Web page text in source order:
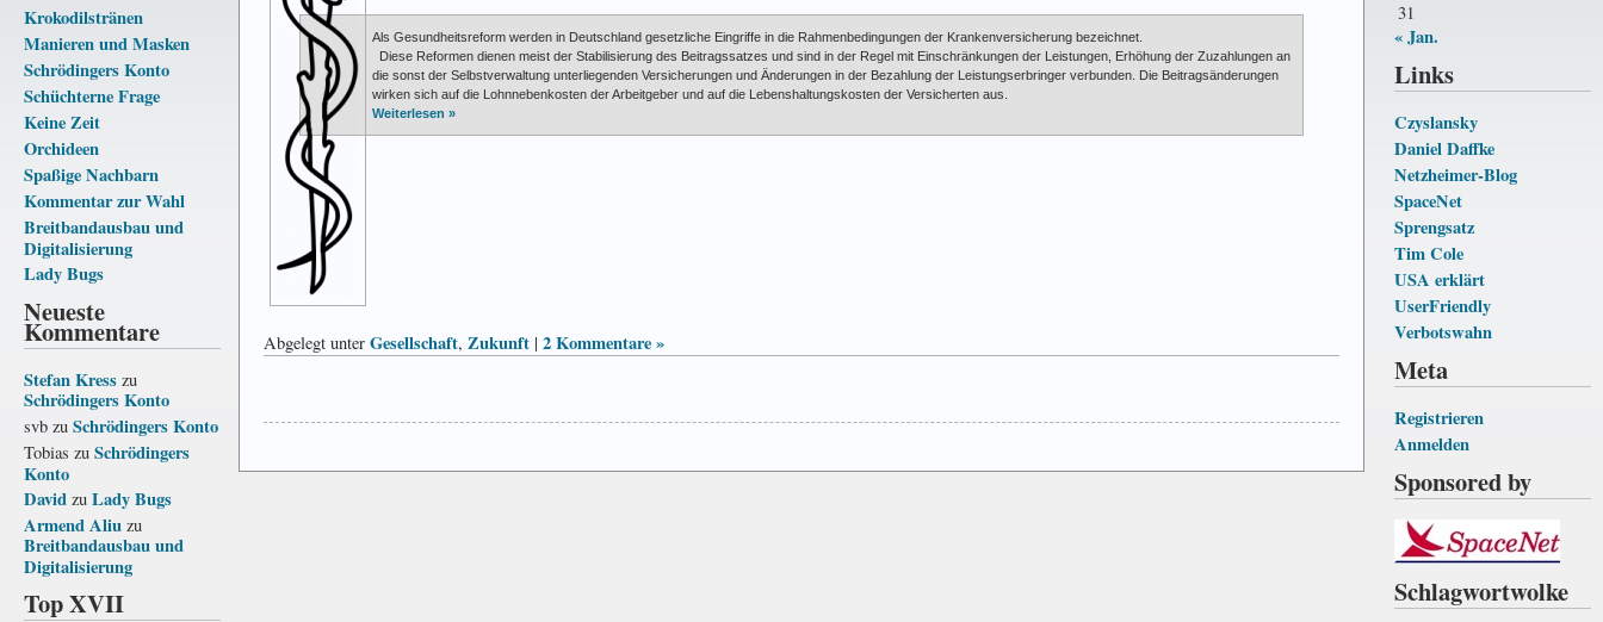
Krokodilstränen
Manieren und Masken
Schrödingers Konto
Schüchterne Frage
Keine Zeit
Orchideen
Spaßige Nachbarn
Kommentar zur Wahl
Breitbandausbau und
Digitalisierung
Lady Bugs
Neueste
Kommentare
Stefan Kress zu
Schrödingers Konto
svb zu Schrödingers Konto
Tobias zu Schrödingers
Konto
David zu Lady Bugs
Armend Aliu zu
Breitbandausbau und
Digitalisierung
Top XVII
31
« Jan.
Links
Czyslansky
Daniel Daffke
Netzheimer-Blog
SpaceNet
Sprengsatz
Tim Cole
USA erklärt
UserFriendly
Verbotswahn
Meta
Registrieren
Anmelden
Sponsored by
Schlagwortwolke
Als Gesundheitsreform werden in Deutschland gesetzliche Eingriffe in die Rahmen­bedingungen der Krankenversicherung bezeichnet.
Diese Reformen dienen meist der Stabilisierung des Beitragssatzes und sind in der Regel mit Einschränkungen der Leistungen, Erhöhung der Zuzahlungen an
die sonst der Selbst­verwaltung unter­lie­gen­den Ver­siche­rungen und Änderungen in der Bezahlung der Leistungs­erbringer verbunden. Die Beitrags­änderungen
wirken sich auf die Lohn­neben­kosten der Arbeit­geber und auf die Lebens­hal­tungs­kosten der Versicherten aus.
Weiterlesen »
Abgelegt unter Gesellschaft, Zukunft | 2 Kommentare »